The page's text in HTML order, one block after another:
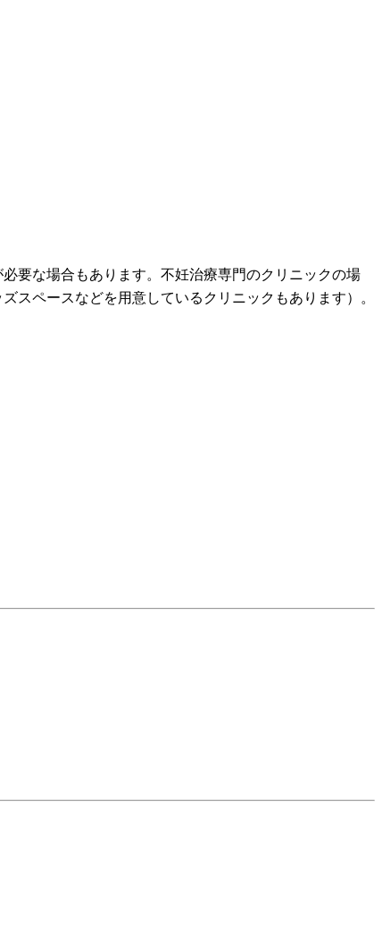
要な場合もあります。不妊治療専門のクリニックの場
スペースなどを用意しているクリニックもあります）。